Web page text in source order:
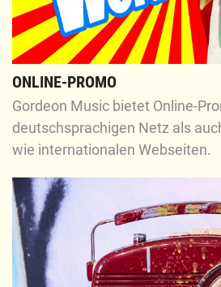
ONLINE-PROMO
Gordeon Music bietet Online-
deutschsprachigen Netz als
wie internationalen Webseiten.